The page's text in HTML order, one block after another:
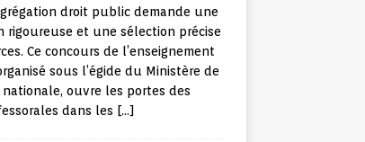
droit public demande une
rigoureuse et une sélection précise
Ce concours de l’enseignement
sous l’égide du Ministère de
nationale, ouvre les portes des
dans les […]